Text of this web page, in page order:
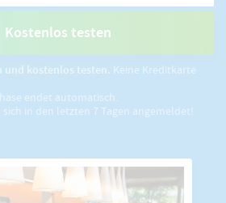
Kostenlos testen
und kostenlos testen. Keine Kreditkarte
endet automatisch.
sich in den letzten 7 Tagen angemeldet!